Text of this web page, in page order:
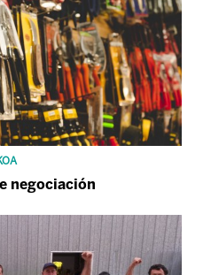
negociación